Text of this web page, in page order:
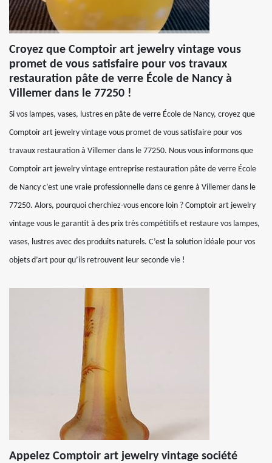
Croyez que Comptoir art jewelry vintage vous
promet de vous satisfaire pour vos travaux
restauration pâte de verre École de Nancy à
Villemer dans le 77250 !
Si vos lampes, vases, lustres en pâte de verre École de Nancy, croyez que
Comptoir art jewelry vintage vous promet de vous satisfaire pour vos
travaux restauration à Villemer dans le 77250. Nous vous informons que
Comptoir art jewelry vintage entreprise restauration pâte de verre École
de Nancy c’est une vraie professionnelle dans ce genre à Villemer dans le
77250. Alors, pourquoi cherchiez-vous encore loin ? Comptoir art jewelry
vintage vous le garantit à des prix très compétitifs et restaure vos lampes,
vases, lustres avec des produits naturels. C’est la solution idéale pour vos
objets d’art pour qu’ils retrouvent leur seconde vie !
Appelez Comptoir art jewelry vintage société